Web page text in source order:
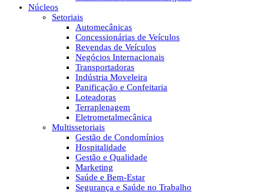
Núcleos
Setoriais
Automecânicas
Concessionárias de Veículos
Revendas de Veículos
Negócios Internacionais
Transportadoras
Indústria Moveleira
Panificação e Confeitaria
Loteadoras
Terraplenagem
Eletrometalmecânica
Multissetoriais
Gestão de Condomínios
Hospitalidade
Gestão e Qualidade
Marketing
Saúde e Bem-Estar
Segurança e Saúde no Trabalho